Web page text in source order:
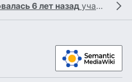
6 лет назад участником